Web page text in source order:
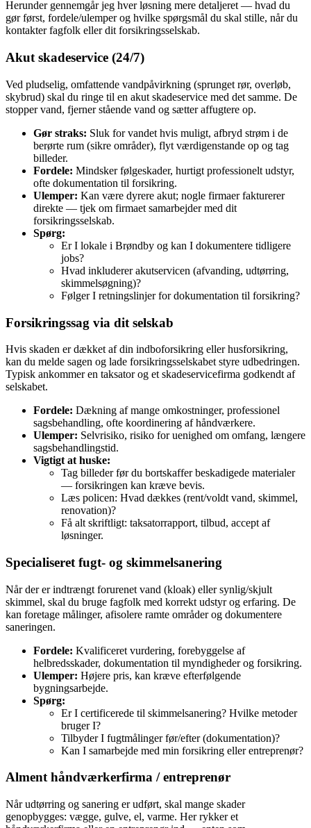
Herunder gennemgår jeg hver løsning mere detaljeret — hvad du
gør først, fordele/ulemper og hvilke spørgsmål du skal stille, når du
kontakter fagfolk eller dit forsikringsselskab.
Akut skadeservice (24/7)
Ved pludselig, omfattende vandpåvirkning (sprunget rør, overløb,
skybrud) skal du ringe til en akut skadeservice med det samme. De
stopper vand, fjerner stående vand og sætter affugtere op.
Gør straks: Sluk for vandet hvis muligt, afbryd strøm i de
berørte rum (sikre områder), flyt værdigenstande op og tag
billeder.
Fordele: Mindsker følgeskader, hurtigt professionelt udstyr,
ofte dokumentation til forsikring.
Ulemper: Kan være dyrere akut; nogle firmaer fakturerer
direkte — tjek om firmaet samarbejder med dit
forsikringsselskab.
Spørg:
Er I lokale i Brøndby og kan I dokumentere tidligere
jobs?
Hvad inkluderer akutservicen (afvanding, udtørring,
skimmelsøgning)?
Følger I retningslinjer for dokumentation til forsikring?
Forsikringssag via dit selskab
Hvis skaden er dækket af din indboforsikring eller husforsikring,
kan du melde sagen og lade forsikringsselskabet styre udbedringen.
Typisk ankommer en taksator og et skadeservicefirma godkendt af
selskabet.
Fordele: Dækning af mange omkostninger, professionel
sagsbehandling, ofte koordinering af håndværkere.
Ulemper: Selvrisiko, risiko for uenighed om omfang, længere
sagsbehandlingstid.
Vigtigt at huske:
Tag billeder før du bortskaffer beskadigede materialer
— forsikringen kan kræve bevis.
Læs policen: Hvad dækkes (rent/voldt vand, skimmel,
renovation)?
Få alt skriftligt: taksatorrapport, tilbud, accept af
løsninger.
Specialiseret fugt‑ og skimmelsanering
Når der er indtrængt forurenet vand (kloak) eller synlig/skjult
skimmel, skal du bruge fagfolk med korrekt udstyr og erfaring. De
kan foretage målinger, afisolere ramte områder og dokumentere
saneringen.
Fordele: Kvalificeret vurdering, forebyggelse af
helbredsskader, dokumentation til myndigheder og forsikring.
Ulemper: Højere pris, kan kræve efterfølgende
bygningsarbejde.
Spørg:
Er I certificerede til skimmelsanering? Hvilke metoder
bruger I?
Tilbyder I fugtmålinger før/efter (dokumentation)?
Kan I samarbejde med min forsikring eller entreprenør?
Alment håndværkerfirma / entreprenør
Når udtørring og sanering er udført, skal mange skader
genopbygges: vægge, gulve, el, varme. Her rykker et